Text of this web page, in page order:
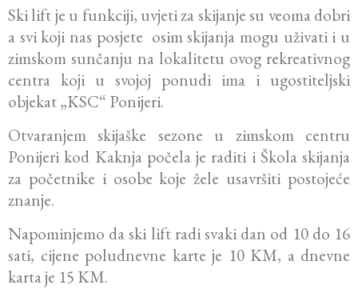
Ski lift je u funkciji, uvjeti za skijanje su veoma dobri
a svi koji nas posjete osim skijanja mogu uživati i u
zimskom sunčanju na lokalitetu ovog rekreativnog
centra koji u svojoj ponudi ima i ugostiteljski
objekat „KSC“ Ponijeri.
Otvaranjem skijaške sezone u zimskom centru
Ponijeri kod Kaknja počela je raditi i Škola skijanja
za početnike i osobe koje žele usavršiti postojeće
znanje.
Napominjemo da ski lift radi svaki dan od 10 do 16
sati, cijene poludnevne karte je 10 KM, a dnevne
karta je 15 KM.